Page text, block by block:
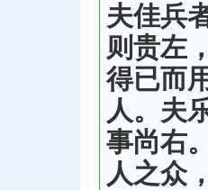
夫佳兵
则贵左
得已而
人。夫
事尚右
人之众